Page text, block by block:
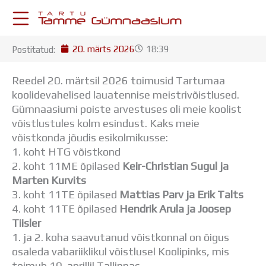
KESKKONNAD
Postkast
Drive
Tamme TV
Tamme Leht
Kooliraadio
Koorilaul
ÕPPETÖÖ
Tunniplaan
Aastaplaan
Õppekava
Ainepassid
Huviringid
Õpilastööd (UPT)
Postitatud: 20. märts 2026 18:39
Reedel 20. märtsil 2026 toimusid Tartumaa
koolidevahelised lauatennise meistrivõistlused.
Gümnaasiumi poiste arvestuses oli meie koolist
võistlustules kolm esindust. Kaks meie
võistkonda jõudis esikolmikusse:
1. koht HTG võistkond
2. koht 11ME õpilased Keir-Christian Sugul ja
Marten Kurvits
3. koht 11TE õpilased Mattias Parv ja Erik Talts
4. koht 11TE õpilased Hendrik Arula ja Joosep
Tiisler
1. ja 2. koha saavutanud võistkonnal on õigus
osaleda vabariiklikul võistlusel Koolipinks, mis